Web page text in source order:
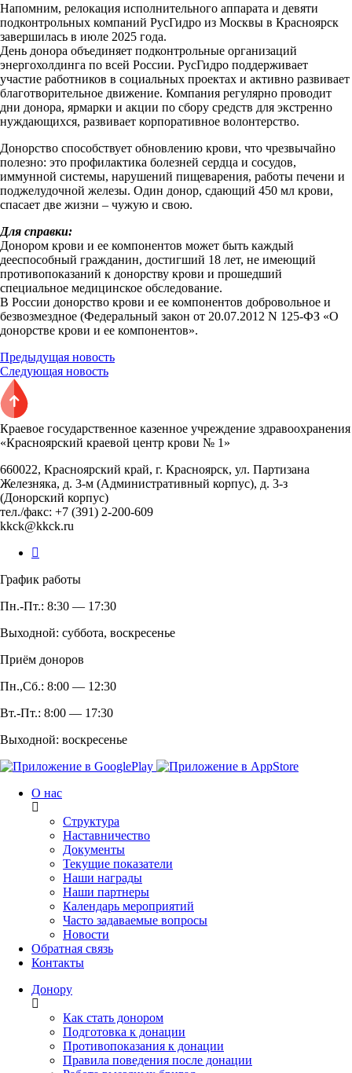
Напомним, релокация исполнительного аппарата и девяти
подконтрольных компаний РусГидро из Москвы в Красноярск
завершилась в июле 2025 года.
День донора объединяет подконтрольные организаций
энергохолдинга по всей России. РусГидро поддерживает
участие работников в социальных проектах и активно развивает
благотворительное движение. Компания регулярно проводит
дни донора, ярмарки и акции по сбору средств для экстренно
нуждающихся, развивает корпоративное волонтерство.
Донорство способствует обновлению крови, что чрезвычайно
полезно: это профилактика болезней сердца и сосудов,
иммунной системы, нарушений пищеварения, работы печени и
поджелудочной железы. Один донор, сдающий 450 мл крови,
спасает две жизни – чужую и свою.
Для справки:
Донором крови и ее компонентов может быть каждый
дееспособный гражданин, достигший 18 лет, не имеющий
противопоказаний к донорству крови и прошедший
специальное медицинское обследование.
В России донорство крови и ее компонентов добровольное и
безвозмездное (Федеральный закон от 20.07.2012 N 125-ФЗ «О
донорстве крови и ее компонентов».
Предыдущая новость
Следующая новость
Краевое государственное казенное учреждение здравоохранения
«Красноярский краевой центр крови № 1»
660022, Красноярский край, г. Красноярск, ул. Партизана
Железняка, д. 3-м (Административный корпус), д. 3-з
(Донорский корпус)
тел./факс: +7 (391) 2-200-609
kkck@kkck.ru
График работы
Пн.-Пт.: 8:30 — 17:30
Выходной: суббота, воскресенье
Приём доноров
Пн.,Сб.: 8:00 — 12:30
Вт.-Пт.: 8:00 — 17:30
Выходной: воскресенье
О нас
Структура
Наставничество
Документы
Текущие показатели
Наши награды
Наши партнеры
Календарь мероприятий
Часто задаваемые вопросы
Новости
Обратная связь
Контакты
Донору
Как стать донором
Подготовка к донации
Противопоказания к донации
Правила поведения после донации